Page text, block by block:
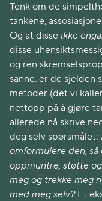
Tenk om de
tankene,
Og at disse ikke
disse
og ren
sanne, er de
metoder (det vi
nettopp på å gjøre
allerede nå skrive
deg selv spørsmålet:
omformulere den, så
oppmuntre, støtte
meg og trekke meg
med meg selv? Et